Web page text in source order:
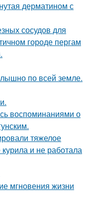
дерматином с
сосудов для
городе пергам
по всей земле.
воспоминаниями о
тяжелое
и не работала
мгновения жизни